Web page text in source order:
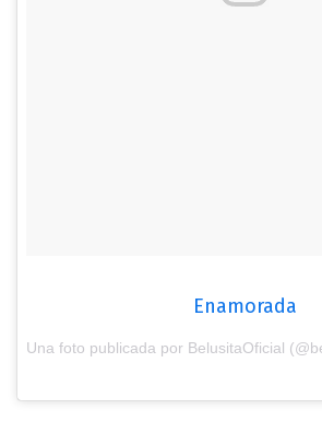
Enamorada
Una foto publicada por BelusitaOficial